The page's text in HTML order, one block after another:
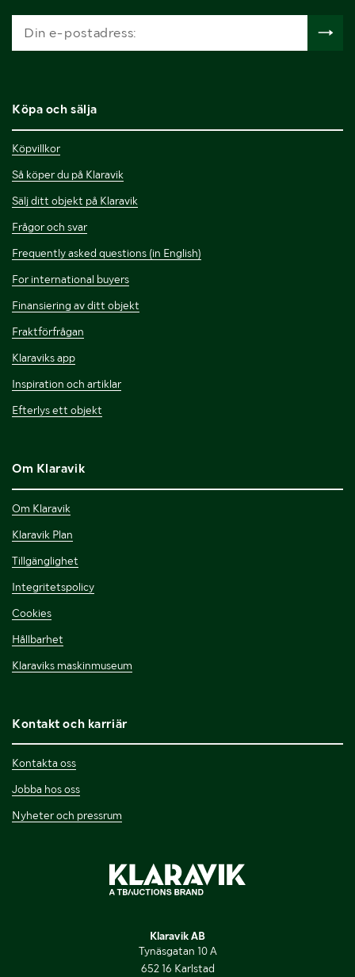
Köpa och sälja
Köpvillkor
Så köper du på Klaravik
Sälj ditt objekt på Klaravik
Frågor och svar
Frequently asked questions (in English)
For international buyers
Finansiering av ditt objekt
Fraktförfrågan
Klaraviks app
Inspiration och artiklar
Efterlys ett objekt
Om Klaravik
Om Klaravik
Klaravik Plan
Tillgänglighet
Integritetspolicy
Cookies
Hållbarhet
Klaraviks maskinmuseum
Kontakt och karriär
Kontakta oss
Jobba hos oss
Nyheter och pressrum
Klaravik AB
Tynäsgatan 10 A
652 16 Karlstad